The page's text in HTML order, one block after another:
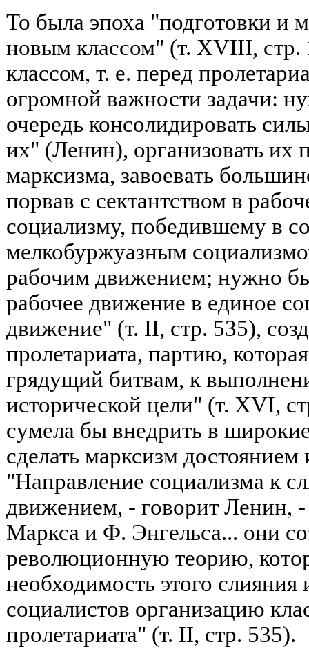
То была эпоха "подготовки и
новым классом" (т. XVIII,
классом, т. е. перед
огромной важности задачи:
очередь консолидировать
их" (Ленин), организовать их
марксизма, завоевать
порвав с сектантством в
социализму, победившему в
мелкобуржуазным
рабочим движением; нужно
рабочее движение в единое
движение" (т. II, стр. 535),
пролетариата, партию,
грядущий битвам, к
исторической цели" (т. XVI,
сумела бы внедрить в
сделать марксизм
"Направление социализма к
движением, - говорит Ленин, -
Маркса и Ф. Энгельса... они
революционную теорию,
необходимость этого слияния
социалистов организацию
пролетариата" (т. II, стр. 535).